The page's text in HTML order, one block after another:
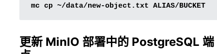
mc cp ~/data/new-object.txt
更新 MinIO 部署中的 PostgreSQL 端